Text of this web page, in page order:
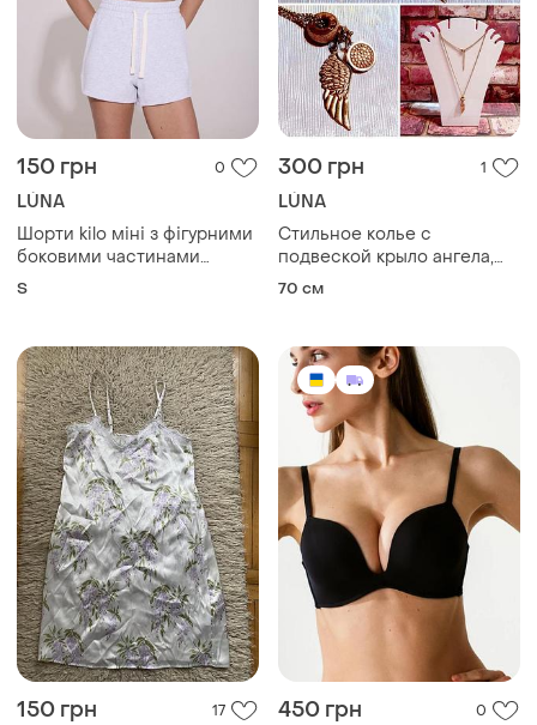
150 грн 0
LÚNA
Шорти kilo міні з фігурними
боковими частинами
світлий меланж
S
300 грн 1
LÚNA
Стильное колье с
подвеской крыло ангела,
luna (италия).
70 см
150 грн 17 450 грн 0